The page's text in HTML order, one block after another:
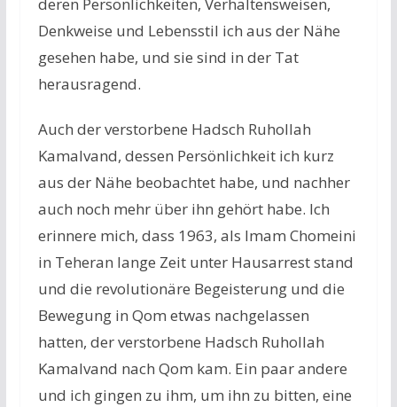
deren Persönlichkeiten, Verhaltensweisen,
Denkweise und Lebensstil ich aus der Nähe
gesehen habe, und sie sind in der Tat
herausragend.
Auch der verstorbene Hadsch Ruhollah
Kamalvand, dessen Persönlichkeit ich kurz
aus der Nähe beobachtet habe, und nachher
auch noch mehr über ihn gehört habe. Ich
erinnere mich, dass 1963, als Imam Chomeini
in Teheran lange Zeit unter Hausarrest stand
und die revolutionäre Begeisterung und die
Bewegung in Qom etwas nachgelassen
hatten, der verstorbene Hadsch Ruhollah
Kamalvand nach Qom kam. Ein paar andere
und ich gingen zu ihm, um ihn zu bitten, eine